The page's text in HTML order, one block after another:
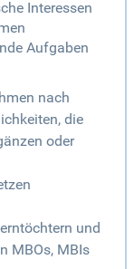
Interessen
Aufgaben
nach
die
oder
und
MBOs, MBIs